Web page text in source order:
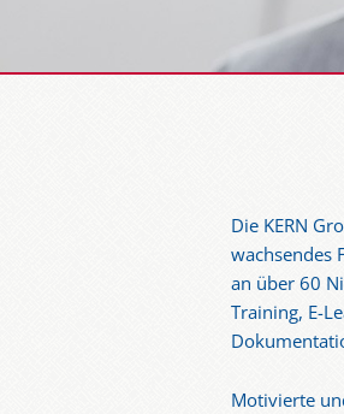
Die KERN
wachsendes
an über 60
Training, E-
Motivierte